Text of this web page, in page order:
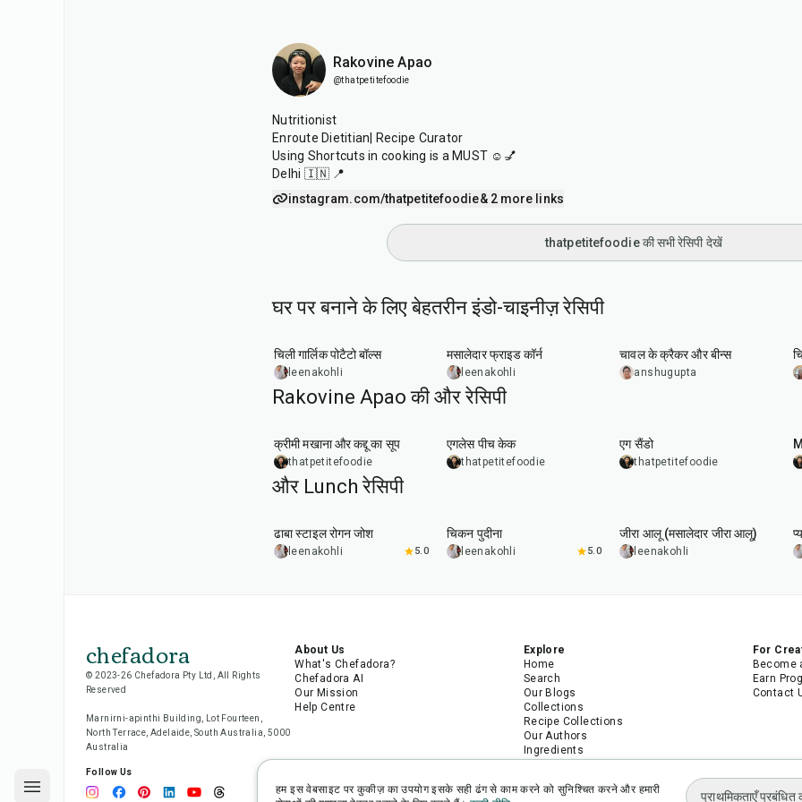
Rakovine Apao
@thatpetitefoodie
Nutritionist
Enroute Dietitian| Recipe Curator
Using Shortcuts in cooking is a MUST ☺️💅
Delhi 🇮🇳 📍
instagram.com/thatpetitefoodie& 2 more links
thatpetitefoodie की सभी रेसिपी देखें
घर पर बनाने के लिए बेहतरीन इंडो-चाइनीज़ रेसिपी
चिली गार्लिक पोटैटो बॉल्स
leenakohli
मसालेदार फ्राइड कॉर्न
leenakohli
चावल के क्रैकर और बीन्स
anshugupta
Rakovine Apao की और रेसिपी
क्रीमी मखाना और कद्दू का सूप
thatpetitefoodie
एगलेस पीच केक
thatpetitefoodie
एग सैंडो
thatpetitefoodie
और Lunch रेसिपी
ढाबा स्टाइल रोगन जोश
leenakohli 5.0
चिकन पुदीना
leenakohli 5.0
जीरा आलू (मसालेदार जीरा आलू)
leenakohli
chefadora
© 2023-26 Chefadora Pty Ltd, All Rights
Reserved
Marnirni-apinthi Building, Lot Fourteen,
North Terrace, Adelaide, South Australia, 5000
Australia
Follow Us
About Us
What's Chefadora?
Chefadora AI
Our Mission
Help Centre
Explore
Home
Search
Our Blogs
Collections
Recipe Collections
Our Authors
Ingredients
iPhone App
For
Become
Earn
Contact
हम इस वेबसाइट पर कुकीज़ का उपयोग इसके सही ढंग से काम करने को सुनिश्चित करने और हमारी
प्राथमिकताएँ प्रबंधित